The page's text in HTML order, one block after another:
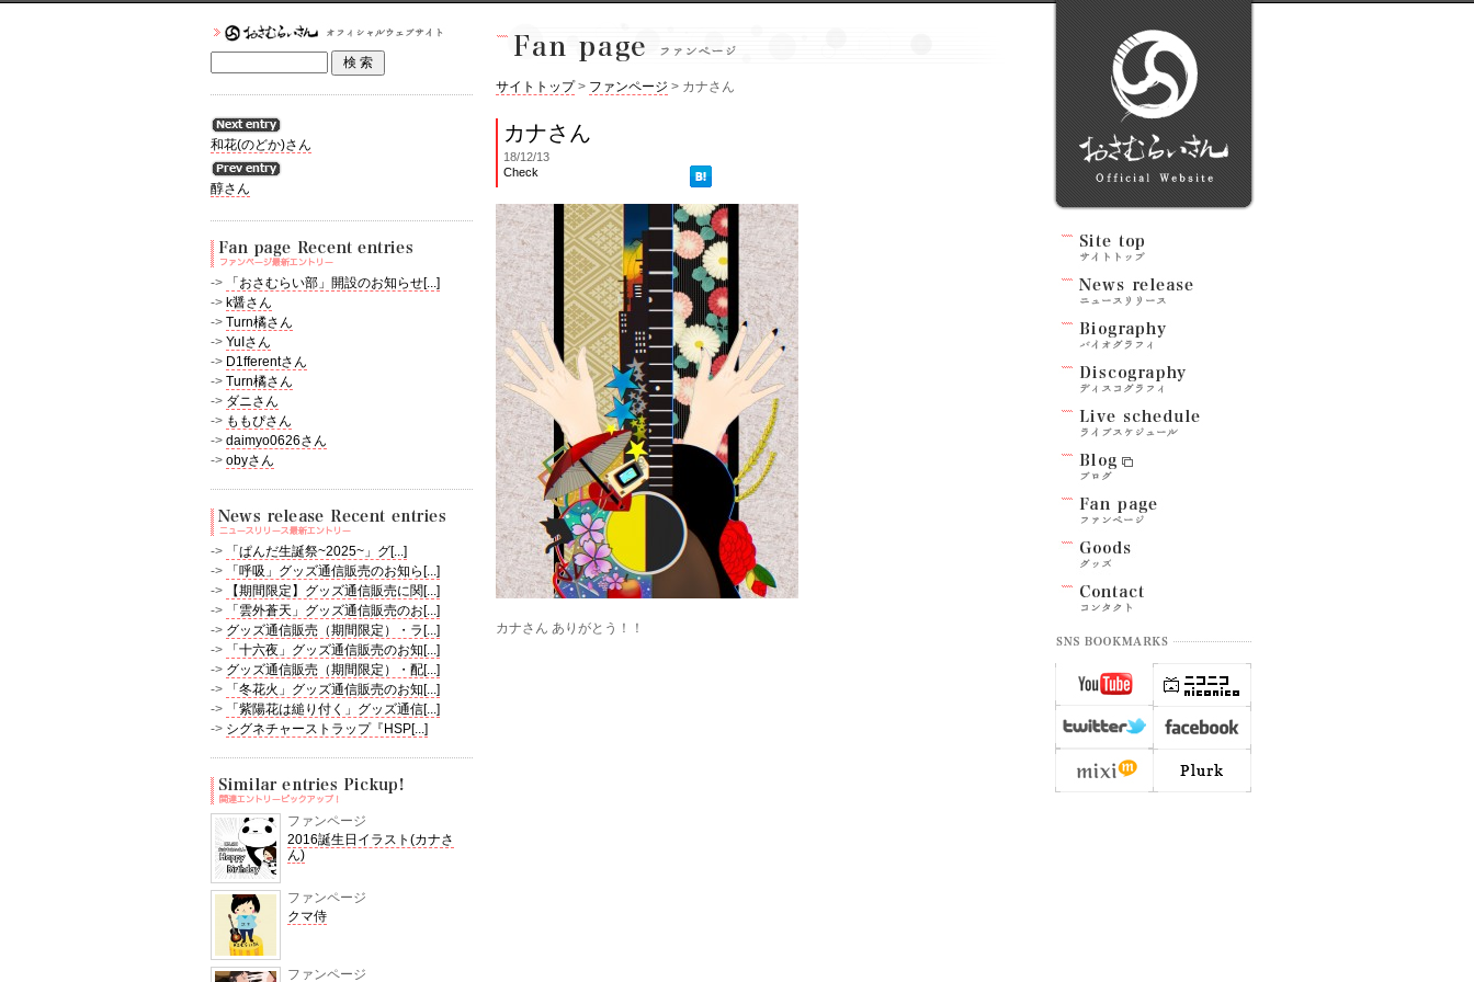
和花(のどか)さん
醇さん
->
「おさむらい部」開設のお知らせ[...]
-> k醤さん
-> Turn橘さん
-> YuIさん
-> D1fferentさん
-> Turn橘さん
-> ダニさん
-> ももぴさん
-> daimyo0626さん
-> obyさん
->
「ぱんだ生誕祭~2025~」グ[...]
->
「呼吸」グッズ通信販売のお知ら[...]
->
【期間限定】グッズ通信販売に関[...]
->
「雲外蒼天」グッズ通信販売のお[...]
-> グッズ通信販売（期間限定）・ラ[...]
->
「十六夜」グッズ通信販売のお知[...]
-> グッズ通信販売（期間限定）・配[...]
->
「冬花火」グッズ通信販売のお知[...]
->
「紫陽花は縋り付く」グッズ通信[...]
-> シグネチャーストラップ『HSP[...]
ファンページ
2016誕生日イラスト(カナさ
ん)
ファンページ
クマ侍
ファンページ
サイトトップ> ファンページ > カナさん
カナさん
18/12/13
Check
カナさん ありがとう！！